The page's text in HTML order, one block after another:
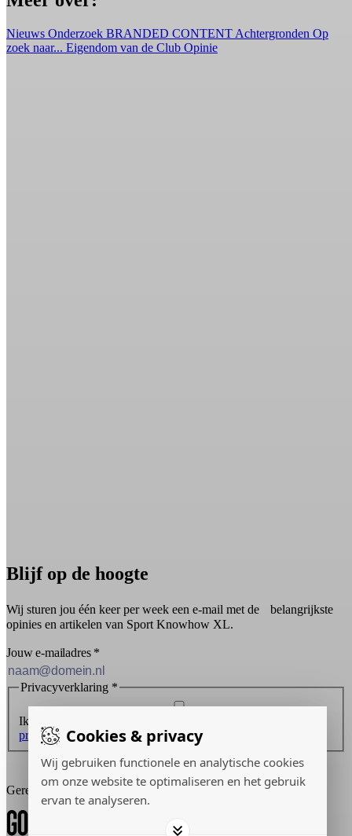
Cookies & privacy
Wij gebruiken functionele en analytische cookies
om onze website te optimaliseren en het gebruik
ervan te analyseren.
Nieuws Onderzoek BRANDED CONTENT Achtergronden Op
zoek naar... Eigendom van de Club Opinie
Blijf op de hoogte
Wij sturen jou één keer per week een e-mail met de belangrijkste
opinies en artikelen van Sport Knowhow XL.
Jouw e-mailadres *
Privacyverklaring *
Ik ontvang graag de nieuwsbrief en ga akkoord met de
privacyverklaring.
Inschrijven
Gerealiseerd door: